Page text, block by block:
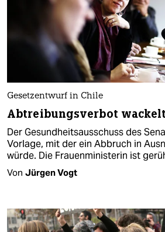
Gesetzentwurf in Chile
Abtreibungsverbot wackelt
Der Gesundheitsausschuss des
Vorlage, mit der ein Abbruch in
würde. Die Frauenministerin ist
Von Jürgen Vogt